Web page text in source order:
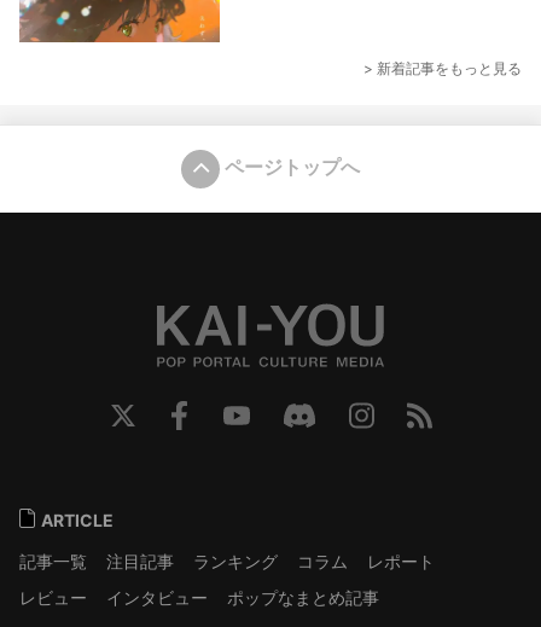
> 新着記事をもっと見る
ページトップへ
ARTICLE
記事一覧
注目記事 ランキング コラム
レポート
レビュー
インタビュー ポップなまとめ記事